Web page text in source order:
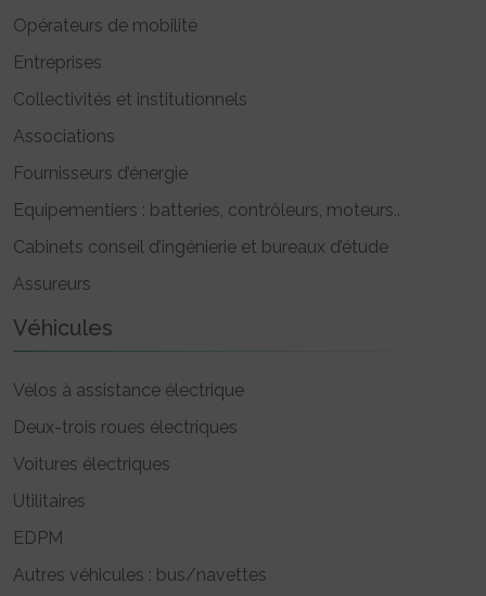
Opérateurs de mobilité
Entreprises
Collectivités et institutionnels
Associations
Fournisseurs d’énergie
Equipementiers : batteries, contrôleurs, moteurs..
Cabinets conseil d’ingénierie et bureaux d’étude
Assureurs
Véhicules
Vélos à assistance électrique
Deux-trois roues électriques
Voitures électriques
Utilitaires
EDPM
Autres véhicules : bus/navettes